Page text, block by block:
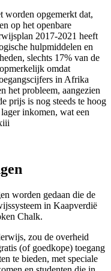
worden opgemerkt dat,
op het openbare
2017-2021 heeft
hulpmiddelen en
slechts 17% van de
omdat
in Afrika
het probleem, aangezien
prijs is nog steeds te hoog
inkomen, wat een
worden gedaan die de
in Kaapverdië
Chalk.
zou de overheid
(of goedkope) toegang
te bieden, met speciale